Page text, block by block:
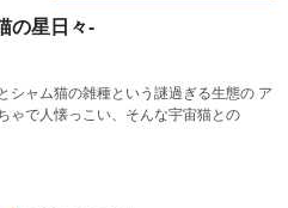
の星日々-
シャム猫の雑種という謎過ぎる生態の ア
ゃで人懐っこい、そんな宇宙猫との